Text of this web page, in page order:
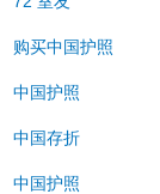
购买中国护照
中国护照
中国存折
中国护照